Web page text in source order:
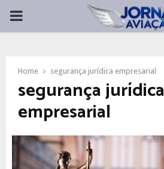
PRIMARY
Home segurança jurídica empresarial
segurança jurídica
empresarial